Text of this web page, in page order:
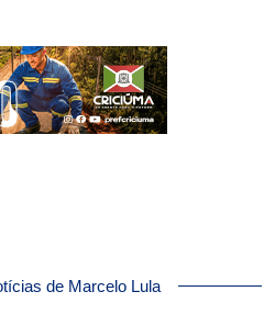
de Marcelo Lula